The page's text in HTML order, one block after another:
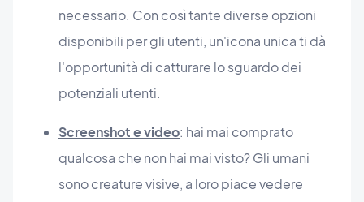
necessario. Con così tante diverse opzioni
disponibili per gli utenti, un'icona unica ti dà
l'opportunità di catturare lo sguardo dei
potenziali utenti.
Screenshot e video: hai mai comprato
qualcosa che non hai mai visto? Gli umani
sono creature visive, a loro piace vedere